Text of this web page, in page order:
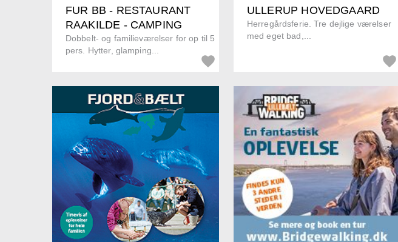
FUR BB - RESTAURANT
RAAKILDE - CAMPING
Dobbelt- og familieværelser for op til 5
pers. Hytter, glamping...
ULLERUP HOVEDGAARD
Herregårdsferie. Tre dejlige værelser
med eget bad,...